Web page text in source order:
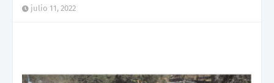
julio 11, 2022